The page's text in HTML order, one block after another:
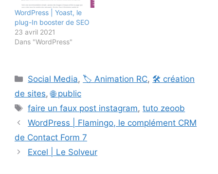
WordPress | Yoast, le
plug-In booster de SEO
23 avril 2021
Dans "WordPress"
Catégories
Social Media,🏷️ Animation RC, 🛠️ création
de sites,🌐 public
Étiquettes
faire un faux post instagram,tuto zeoob
WordPress | Flamingo, le complément CRM
de Contact Form 7
Excel | Le Solveur